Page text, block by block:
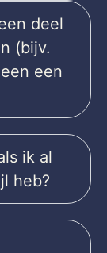
deel
(bijv.
een
ik al
heb?